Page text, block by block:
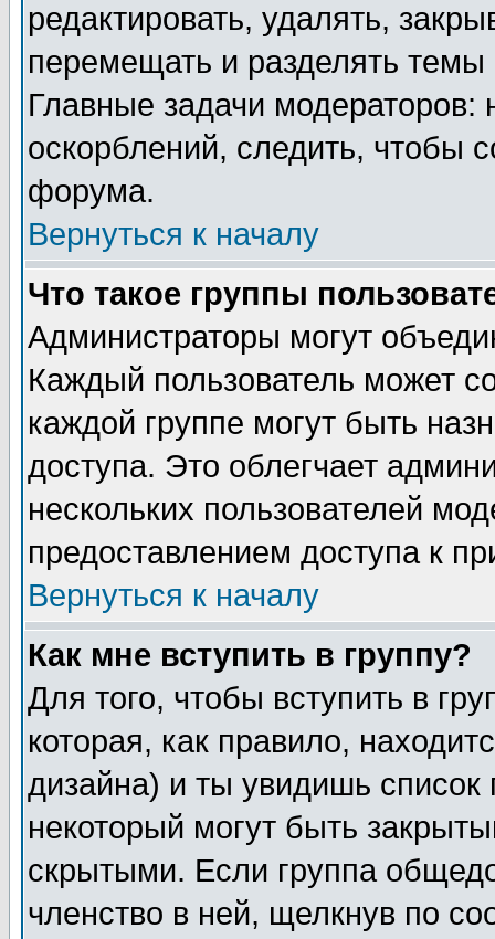
редактировать, удалять,
перемещать и разделять
Главные задачи
оскорблений, следить, чтобы
форума.
Вернуться к началу
Что такое группы
Администраторы могут
Каждый пользователь может
каждой группе могут быть
доступа. Это облегчает
нескольких пользователей
предоставлением доступа к
Вернуться к началу
Как мне вступить в группу?
Для того, чтобы вступить в
которая, как правило,
дизайна) и ты увидишь
некоторый могут быть
скрытыми. Если группа
членство в ней, щелкнув по